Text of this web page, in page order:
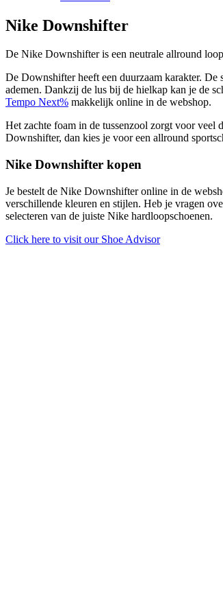
Nike Downshifter
De Nike Downshifter is een neutrale allround
De Downshifter heeft een duurzaam karakter.
ademen. Dankzij de lus bij de hielkap kan je de
Tempo Next% makkelijk online in de webshop.
Het zachte foam in de tussenzool zorgt voor
Downshifter, dan kies je voor een allround
Nike Downshifter kopen
Je bestelt de Nike Downshifter online in de
verschillende kleuren en stijlen. Heb je vragen
selecteren van de juiste Nike hardloopschoenen.
Click here to visit our Shoe Advisor